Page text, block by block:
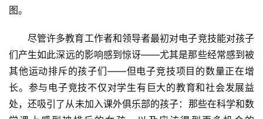
图。
尽管许多教育工作者和领导者最初对电子竞技能对孩子
们产生如此深远的影响感到惊讶——尤其是那些经常感到被
其他运动排斥的孩子们——但电子竞技项目的数量正在增
长。参与电子竞技不仅对学生有巨大的教育和社会发展益
处，还吸引了从未加入课外俱乐部的孩子：那些在科学和数